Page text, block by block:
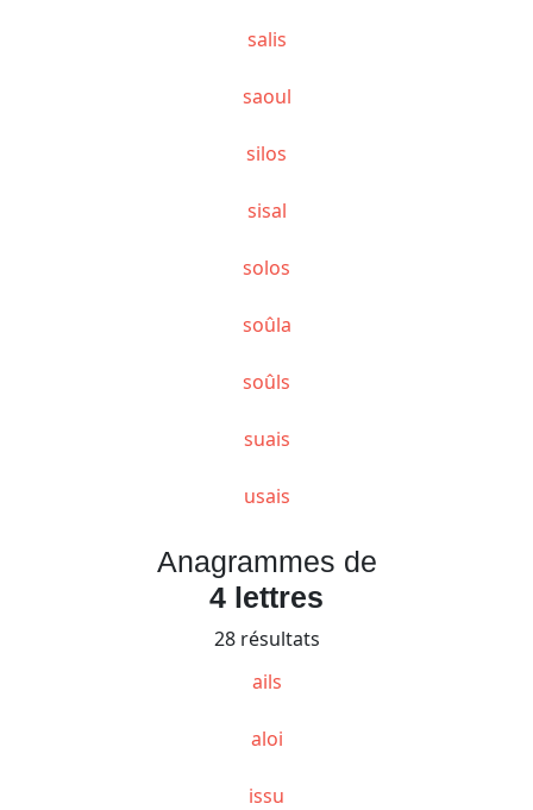
salis
saoul
silos
sisal
solos
soûla
soûls
suais
usais
Anagrammes de
4 lettres
28 résultats
ails
aloi
issu